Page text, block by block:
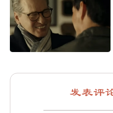
发表评